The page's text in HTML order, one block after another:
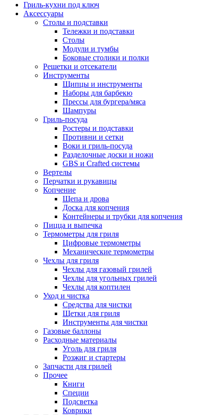
Гриль-кухни под ключ
Аксессуары
Столы и подставки
Тележки и подставки
Столы
Модули и тумбы
Боковые столики и полки
Решетки и отсекатели
Инструменты
Щипцы и инструменты
Наборы для барбекю
Прессы для бургера/мяса
Шампуры
Гриль-посуда
Ростеры и подставки
Противни и сетки
Воки и гриль-посуда
Разделочные доски и ножи
GBS и Crafted системы
Вертелы
Перчатки и рукавицы
Копчение
Щепа и дрова
Доска для копчения
Контейнеры и трубки для копчения
Пицца и выпечка
Термометры для гриля
Цифровые термометры
Механические термометры
Чехлы для гриля
Чехлы для газовый грилей
Чехлы для угольных грилей
Чехлы для коптилен
Уход и чистка
Средства для чистки
Щетки для гриля
Инструменты для чистки
Газовые баллоны
Расходные материалы
Уголь для гриля
Розжиг и стартеры
Запчасти для грилей
Прочее
Книги
Специи
Подсветка
Коврики